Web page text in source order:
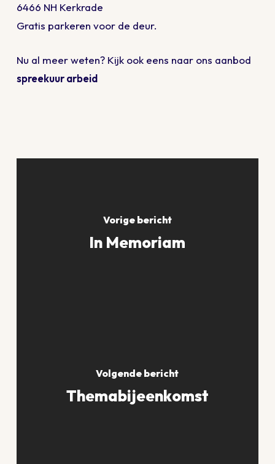
6466 NH Kerkrade
Gratis parkeren voor de deur.
Nu al meer weten? Kijk ook eens naar ons aanbod
spreekuur arbeid
Vorige bericht
In Memoriam
Volgende bericht
Themabijeenkomst